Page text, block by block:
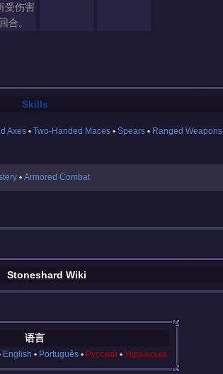
受伤害
合。
Skills
Axes Two-Handed Maces Spears Ranged Weapons
Armored Combat
Stoneshard Wiki
语言
English Português Русский Українська